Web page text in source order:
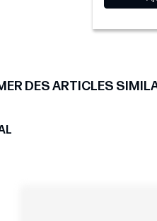
DES ARTICLES